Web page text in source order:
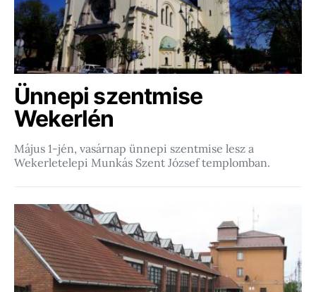
Ünnepi szentmise
Wekerlén
Május 1-jén, vasárnap ünnepi szentmise lesz a
Wekerletelepi Munkás Szent József templomban.